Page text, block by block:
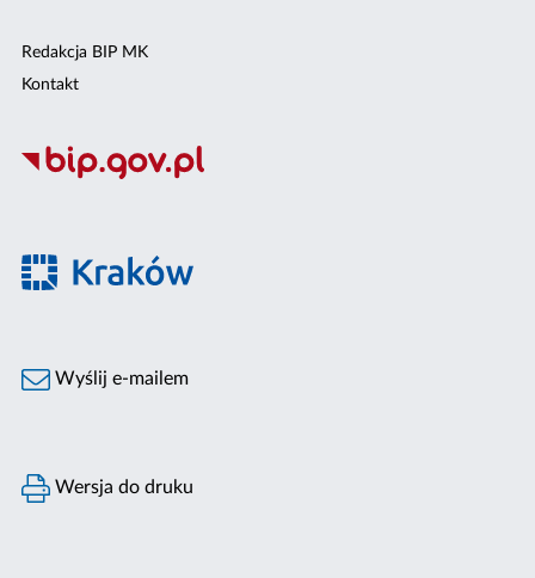
Redakcja BIP MK
Kontakt
Wyślij e-mailem
Wersja do druku